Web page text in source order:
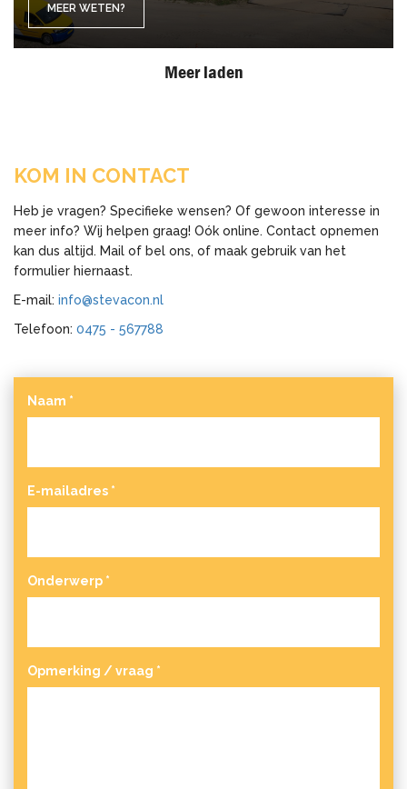
MEER WETEN?
Meer laden
KOM IN CONTACT
Heb je vragen? Specifieke wensen? Of gewoon interesse in
meer info? Wij helpen graag! Oók online. Contact opnemen
kan dus altijd. Mail of bel ons, of maak gebruik van het
formulier hiernaast.
E-mail: info@stevacon.nl
Telefoon: 0475 - 567788
Naam *
E-mailadres *
Onderwerp *
Opmerking / vraag *